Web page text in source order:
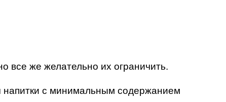
все же желательно их ограничить.
напитки с минимальным содержанием